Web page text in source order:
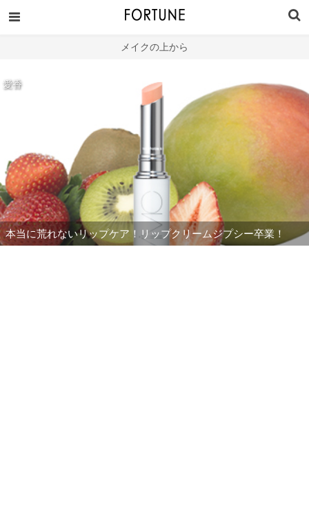
メイクの上から
愛香
本当に荒れないリップケア！リップクリームジプシー卒業！